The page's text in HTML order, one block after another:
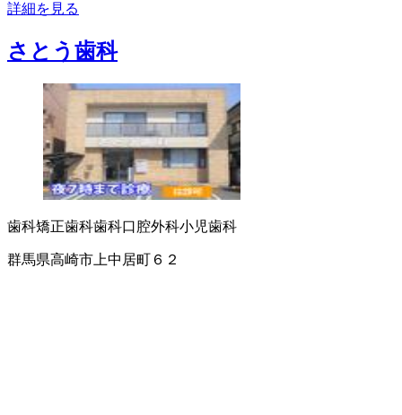
詳細を見る
さとう歯科
歯科矯正歯科歯科口腔外科小児歯科
群馬県高崎市上中居町６２